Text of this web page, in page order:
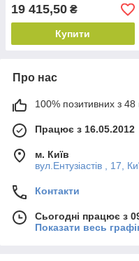
19 415,50 ₴
Купити
Про нас
100% позитивних з 48
Працює з 16.05.2012
м. Київ
вул.Ентузіастів , 17,
Контакти
Сьогодні працює з
Показати весь